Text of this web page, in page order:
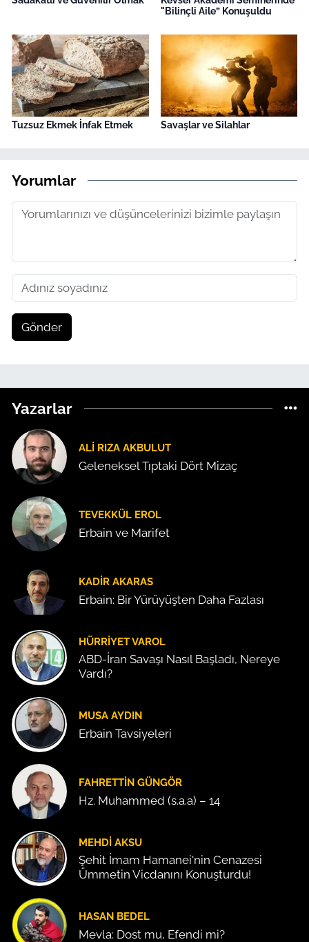
"Bilinçli Aile” Konuşuldu
Tuzsuz Ekmek İnfak Etmek Savaşlar ve Silahlar
Yorumlar
Gönder
Yazarlar
ALI RIZA AKBULUT
Geleneksel Tıptaki Dört Mizaç
TEVEKKÜL EROL
Erbain ve Marifet
KADIR AKARAS
Erbain: Bir Yürüyüşten Daha Fazlası
HÜRRIYET VAROL
ABD-İran Savaşı Nasıl Başladı, Nereye
Vardı?
MUSA AYDIN
Erbain Tavsiyeleri
FAHRETTIN GÜNGÖR
Hz. Muhammed (s.a.a) – 14
MEHDI AKSU
Şehit İmam Hamanei'nin Cenazesi
Ümmetin Vicdanını Konuşturdu!
HASAN BEDEL
Mevla: Dost mu, Efendi mi?